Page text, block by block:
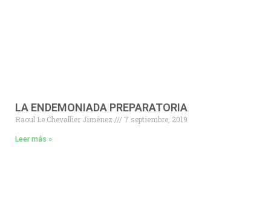
LA ENDEMONIADA PREPARATORIA
Raoul Le Chevallier Jiménez 7 septiembre, 2019
Leer más »